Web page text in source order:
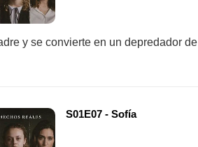
y se convierte en un depredador
S01E07 - Sofía